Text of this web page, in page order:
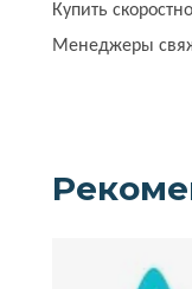
Купить
Менеджеры